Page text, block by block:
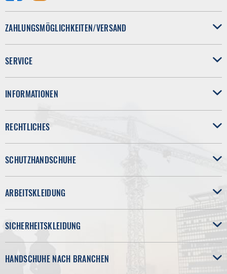
ZAHLUNGSMÖGLICHKEITEN/VERSAND
SERVICE
INFORMATIONEN
RECHTLICHES
SCHUTZHANDSCHUHE
ARBEITSKLEIDUNG
SICHERHEITSKLEIDUNG
HANDSCHUHE NACH BRANCHEN